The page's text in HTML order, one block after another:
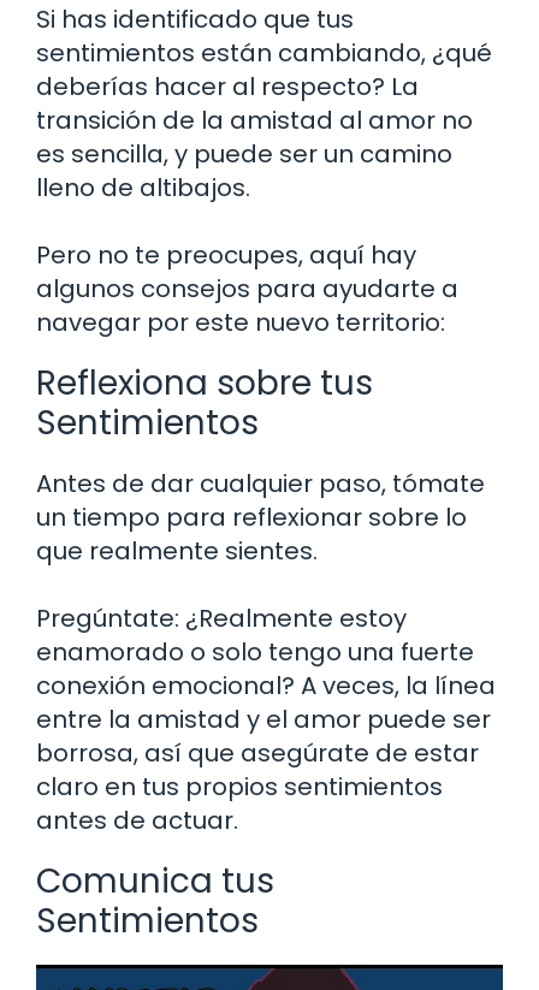
Si has identificado que tus
sentimientos están cambiando, ¿qué
deberías hacer al respecto? La
transición de la amistad al amor no
es sencilla, y puede ser un camino
lleno de altibajos.
Pero no te preocupes, aquí hay
algunos consejos para ayudarte a
navegar por este nuevo territorio:
Reflexiona sobre tus
Sentimientos
Antes de dar cualquier paso, tómate
un tiempo para reflexionar sobre lo
que realmente sientes.
Pregúntate: ¿Realmente estoy
enamorado o solo tengo una fuerte
conexión emocional? A veces, la línea
entre la amistad y el amor puede ser
borrosa, así que asegúrate de estar
claro en tus propios sentimientos
antes de actuar.
Comunica tus
Sentimientos